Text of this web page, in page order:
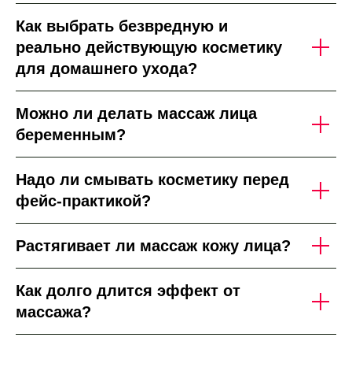
Как выбрать безвредную и
реально действующую косметику
для домашнего ухода?
Можно ли делать массаж лица
беременным?
Надо ли смывать косметику перед
фейс-практикой?
Растягивает ли массаж кожу лица?
Как долго длится эффект от
массажа?